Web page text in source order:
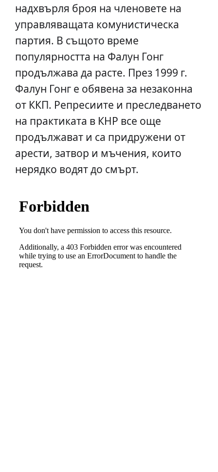
надхвърля броя на членовете на
управляващата комунистическа
партия. В същото време
популярността на Фалун Гонг
продължава да расте. През 1999 г.
Фалун Гонг е обявена за незаконна
от ККП. Репресиите и преследването
на практиката в КНР все още
продължават и са придружени от
арести, затвор и мъчения, които
нерядко водят до смърт.